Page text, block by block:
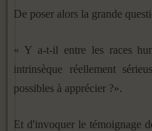
De poser alors la grande
« Y a-t-il entre les races
intrinsèque réellement
possibles à apprécier ?».
Et d'invoquer le témoignage